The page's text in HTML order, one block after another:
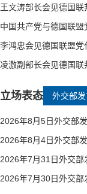
王文涛部长会见德国联
中国共产党与德国联盟
李鸿忠会见德国联盟党
凌激副部长会见德国
立场表态 外交部发
2026年8月5日外交部
2026年8月4日外交部
2026年7月31日外交部
2026年7月30日外交部